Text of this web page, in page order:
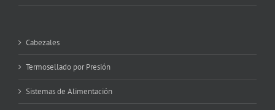
Cabezales
Termosellado por Presión
Sistemas de Alimentación